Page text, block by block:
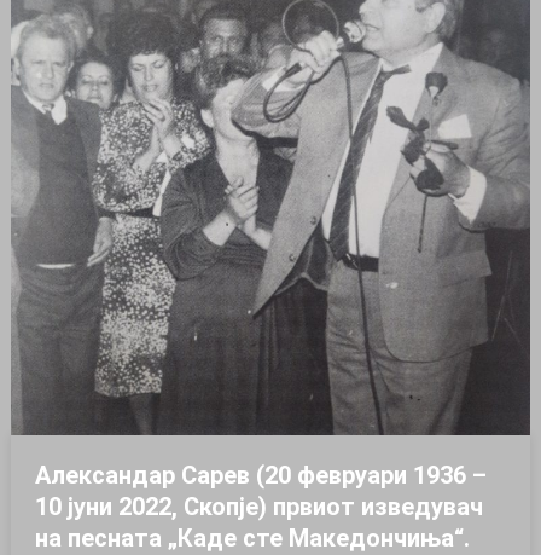
Александар Сарев (20 февруари 1936 –
10 јуни 2022, Скопје) првиот изведувач
на песната „Каде сте Македончиња“.